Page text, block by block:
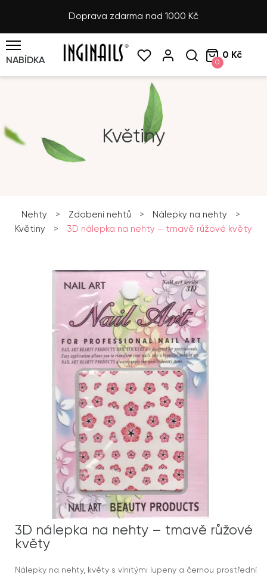
Doprava zdarma nad 1000 Kč
NABÍDKA 0
0 Kč
Květiny
Nehty > Zdobení nehtů > Nálepky na nehty
>
Květiny
> 3D nálepka na nehty – tmavě růžové květy
3D nálepka na nehty – tmavě růžové
květy
Nálepky na nehty, květy s vlnitými lupeny a černou prostřední